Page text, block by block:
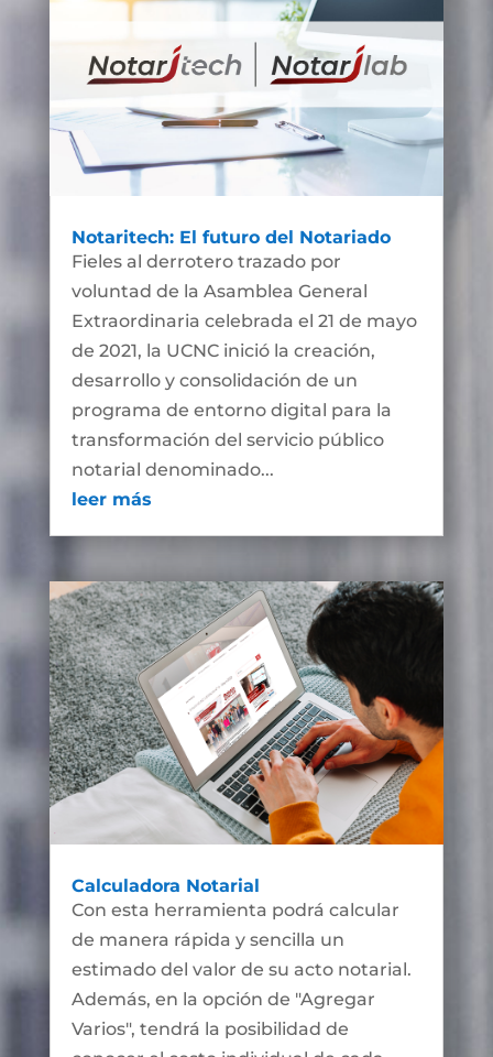
Notaritech: El futuro del Notariado
Fieles al derrotero trazado por
voluntad de la Asamblea General
Extraordinaria celebrada el 21 de mayo
de 2021, la UCNC inició la creación,
desarrollo y consolidación de un
programa de entorno digital para la
transformación del servicio público
notarial denominado...
leer más
Calculadora Notarial
Con esta herramienta podrá calcular
de manera rápida y sencilla un
estimado del valor de su acto notarial.
Además, en la opción de "Agregar
Varios", tendrá la posibilidad de